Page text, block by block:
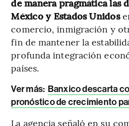
de manera pragmática las
México y Estados Unidos
comercio, inmigración y
fin de mantener la
profunda integración
países.
Ver más: Banxico descarta
pronóstico de crecimiento
La agencia señaló en su